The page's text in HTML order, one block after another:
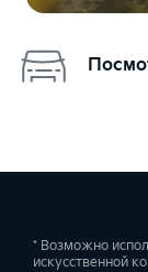
* Возможно
искусственной